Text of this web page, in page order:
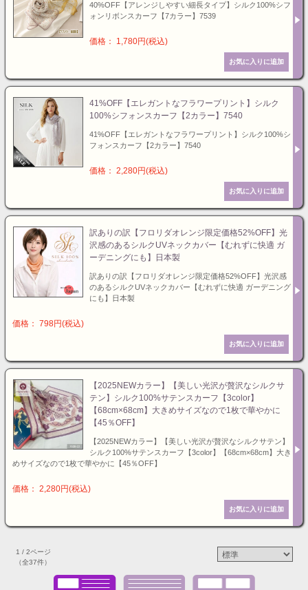
40%OFF【アレンジしやすい細長タイプ】シルク100%シフ
ォンリボンスカーフ【7カラー】7539
価格： 1,780円(税込)
41%OFF【エレガントなフラワープリント】シルク
100%シフォンスカーフ【2カラー】7540
41%OFF【エレガントなフラワープリント】シルク100%シ
フォンスカーフ【2カラー】7540
価格： 2,280円(税込)
訳ありの訳【フロリダオレンジ限定価格52%OFF】光
沢感のあるシルクUVネックカバー【むれずに快適 ガ
ーデニングにも】日本製
訳ありの訳【フロリダオレンジ限定価格52%OFF】光沢感
のあるシルクUVネックカバー【むれずに快適 ガーデニング
にも】日本製
価格： 798円(税込)
【2025NEWカラー】【美しい光沢が贅沢なシルクサ
テン】シルク100%サテンスカーフ【3color】
【68cm×68cm】大きめサイズなので1枚で華やかに
【45％OFF】
【2025NEWカラー】【美しい光沢が贅沢なシルクサテン】
シルク100%サテンスカーフ【3color】【68cm×68cm】大き
めサイズなので1枚で華やかに【45％OFF】
価格： 2,280円(税込)
1 / 2ページ
（全37件）